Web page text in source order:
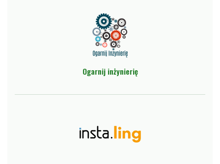
Ogarnij inżynierię